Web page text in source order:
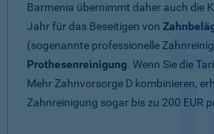
Barmenia übernimmt daher auch die
Jahr für das Beseitigen von
(sogenannte professionelle
Prothesenreinigung. Wenn Sie die
Mehr Zahnvorsorge D kombinieren,
Zahnreinigung sogar bis zu 200 EUR